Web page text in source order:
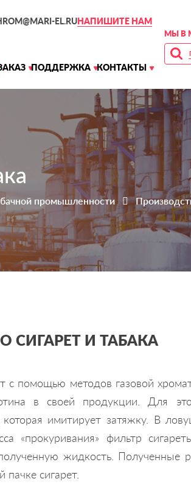
EL.RUНАПИШИТЕ НАМ
ПОДДЕРЖКА КОНТАКТЫ
МЫ В
промышленности
СИГАРЕТ И ТАБАКА
с помощью методов газовой
в своей продукции. Для
имитирует затяжку. В
«прокуривания» фильтр
жидкость. Полученные
сигарет.